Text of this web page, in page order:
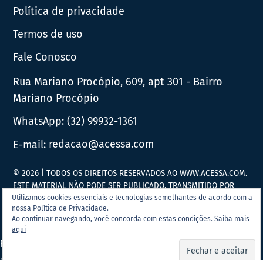
Política de privacidade
Termos de uso
Fale Conosco
Rua Mariano Procópio, 609, apt 301 - Bairro
Mariano Procópio
WhatsApp:(32) 99932-1361
E-mail: redacao@acessa.com
Utilizamos cookies essenciais e tecnologias semelhantes de acordo com a
nossa Política de Privacidade.
Ao continuar navegando, você concorda com estas condições.Saiba mais
aqui
© 2026 | TODOS OS DIREITOS RESERVADOS AO WWW.ACESSA.COM.
ESTE MATERIAL NÃO PODE SER PUBLICADO, TRANSMITIDO POR
BROADCAST, REESCRITO OU REDISTRIBUÍDO SEM PRÉVIA
AUTORIZAÇÃO.
Portal Acessa.com é